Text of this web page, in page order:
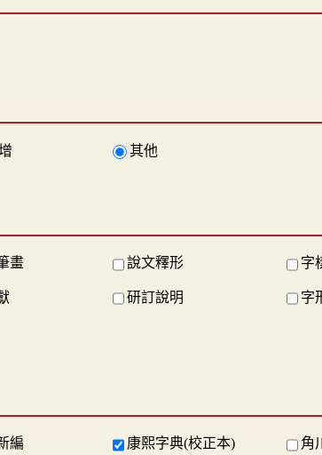
其他
畫 說文釋形 字
研訂說明 字
編 康熙字典(校正本) 角